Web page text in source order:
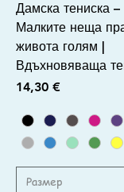
Дамска тениска –
Малките неща
живота голям |
Вдъхновяваща
Цена
14,30 €